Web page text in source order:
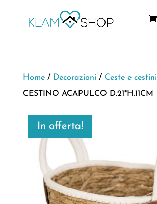
Home/ Decorazioni / Ceste e cestini
CESTINO ACAPULCO D.21*H.11CM
In offerta!